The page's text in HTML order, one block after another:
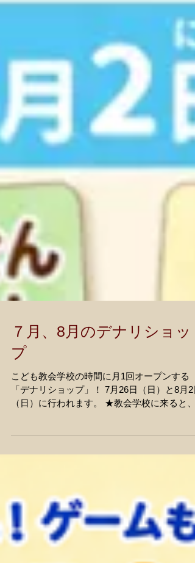
プ
（日）に行われます。 ★教会学校に来ると、
週デナリ券がもらえます。 デナリ券をいっぱ
貯めて、デナリショップの日にお買い物をし
う！！ ★デナリショップの日には、ゲームも
ります。 7月は、「ぺりぺりくじ」と「ポン